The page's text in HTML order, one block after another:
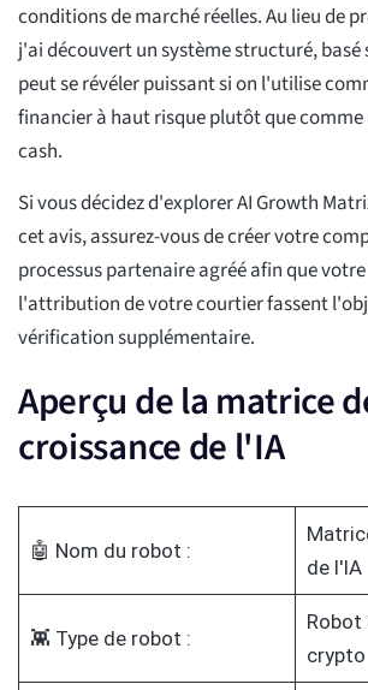
conditions de marché réelles. Au lieu de
j'ai découvert un système structuré, basé
peut se révéler puissant si on l'utilise
financier à haut risque plutôt que comme
cash.
Si vous décidez d'explorer AI Growth
cet avis, assurez-vous de créer votre
processus partenaire agréé afin que
l'attribution de votre courtier fassent
vérification supplémentaire.
Aperçu de la matrice
croissance de l'IA
🤖 Nom du robot :
de l'IA
👾 Type de robot :
Robot
crypto